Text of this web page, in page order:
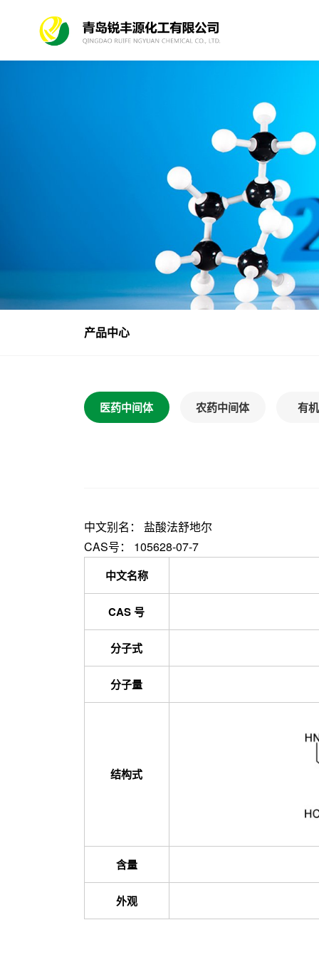
产品中心
医药中间体 农药中间体 有
中文别名： 盐酸法舒地尔
CAS号： 105628-07-7
中文名称
CAS 号
分子式
分子量
结构式
含量
外观